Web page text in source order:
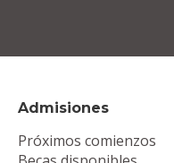
Admisiones
Próximos comienzos